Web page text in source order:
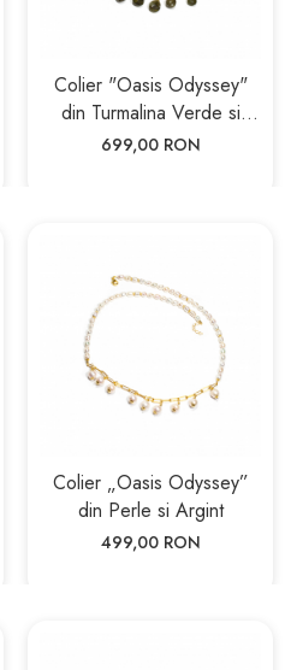
Colier "Oasis Odyssey"
din Turmalina Verde si
Argint
699,00 RON
Colier „Oasis Odyssey”
din Perle si Argint
499,00 RON